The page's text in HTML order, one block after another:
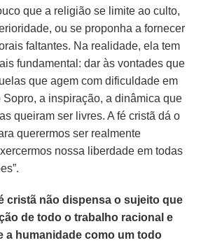
que a religião se limite ao culto,
ou se proponha a fornecer
faltantes. Na realidade, ela tem
fundamental: dar às vontades que
que agem com dificuldade em
Sopro, a inspiração, a dinâmica que
queiram ser livres. A fé cristã dá o
querermos ser realmente
nossa liberdade em todas
cristã não dispensa o sujeito que
de todo o trabalho racional e
a humanidade como um todo